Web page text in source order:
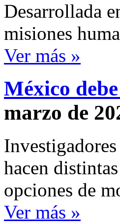
Desarrollada
misiones
Ver más »
México
marzo de
hacen
opciones de
Ver más »